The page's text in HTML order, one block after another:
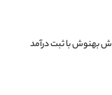
بهنوش با ثبت درآمد